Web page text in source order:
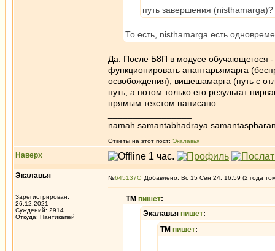
путь завершения (nisthamarga)?
То есть, nisthamarga есть
Да. После Б8П в модусе обучающегося
функционировать анантарьямарга
освобождения), вишешамарга (путь с
путь, а потом только его результат
прямым текстом написано.
namaḥ samantabhadrāya
Ответы на этот пост: Экалавья
Наверх
Экалавья
Зарегистрирован:
26.12.2021
Суждений: 2914
Откуда: Пантикапей
№645137 Добавлено: Вс 15 Сен 24, 16:59 (2 года
ТМ пишет:
Экалавья пишет:
ТМ пишет: